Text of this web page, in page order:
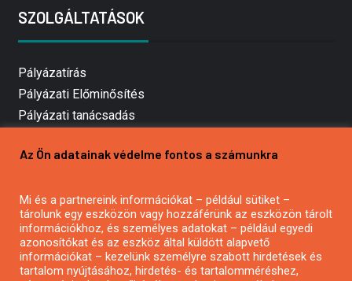
SZOLGÁLTATÁSOK
Pályázatírás
Pályázati Előminősítés
Pályázati tanácsadás
Mezőgazdasági pályázatírás
Pályázatírás civil szervezeteknek
Pályázatírás önkormányzatoknak
Pályázatfigyelés
Specifikus pályázatfigyelés vagy hírlevél
Az Ön adatainak védelme fontos a számunkra
Mi és a partnereink információkat – például sütiket –
tárolunk egy eszközön vagy hozzáférünk az eszközön tárolt
információkhoz, és személyes adatokat – például egyedi
azonosítókat és az eszköz által küldött alapvető
információkat – kezelünk személyre szabott hirdetések és
tartalom nyújtásához, hirdetés- és tartalomméréshez,